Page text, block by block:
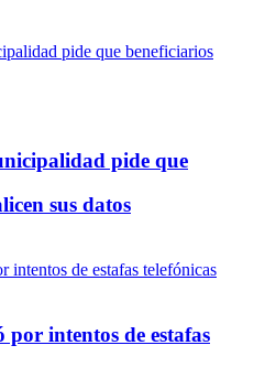
pide que
sus datos
intentos de estafas